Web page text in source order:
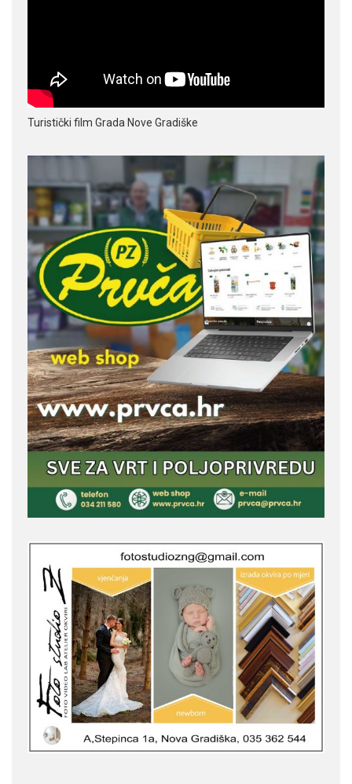
Turistički film Grada Nove Gradiške